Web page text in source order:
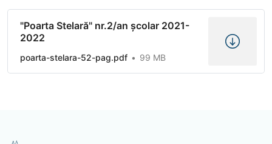
"Poarta Stelară" nr.2/an școlar 2021-
2022
poarta-stelara-52-pag.pdf 99 MB